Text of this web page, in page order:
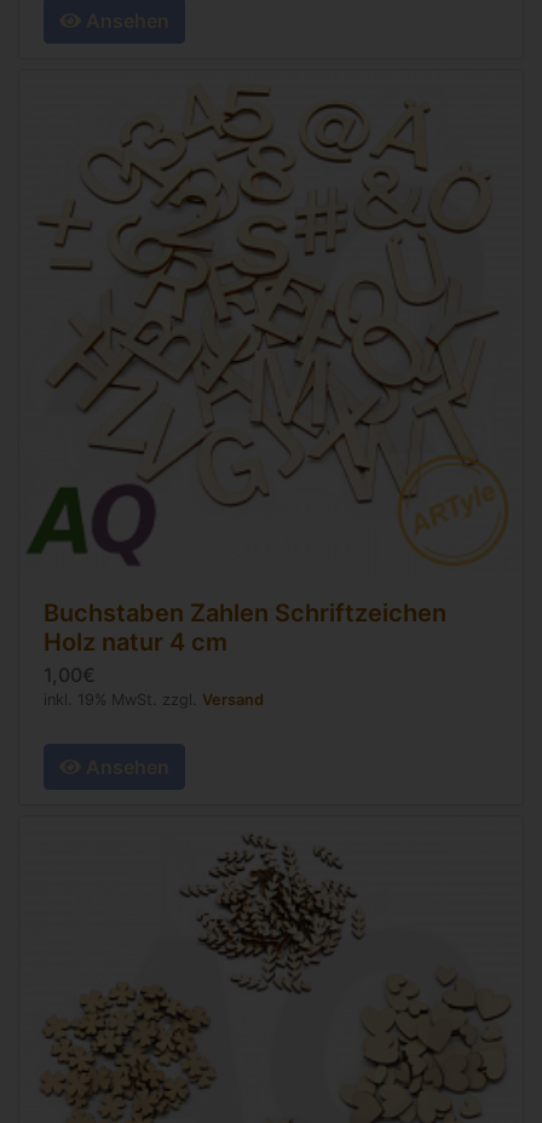
Ansehen
Buchstaben Zahlen Schriftzeichen
Holz natur 4 cm
1,00€
inkl. 19% MwSt. zzgl. Versand
Ansehen